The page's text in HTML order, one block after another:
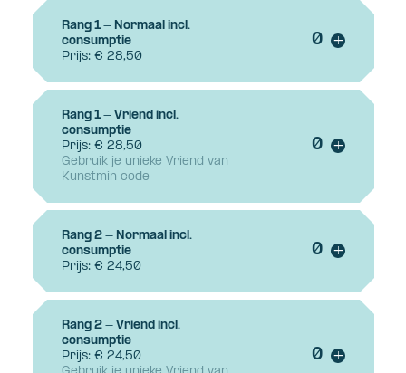
Rang 1 - Normaal incl.
consumptie
Prijs: € 28,50
+Voeg
Rang 1 - Vriend incl.
consumptie
Prijs: € 28,50
Gebruik je unieke Vriend van
Kunstmin code
+Voeg
Rang 2 - Normaal incl.
consumptie
Prijs: € 24,50
+Voeg
Rang 2 - Vriend incl.
consumptie
Prijs: € 24,50
+Voeg